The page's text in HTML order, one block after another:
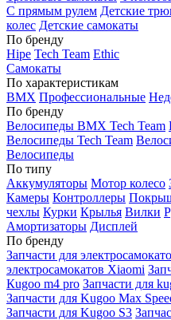
С прямым рулем Детские
колес Детские самокаты
По бренду
Hipe Tech Team Ethic
Самокаты
По характеристикам
BMX Профессиональные
По бренду
Велосипеды BMX Tech Team
Велосипеды Tech Team
Велосипеды
По типу
Аккумуляторы Мотор колесо
Камеры Контроллеры
чехлы Курки Крылья Вилки
Амортизаторы Дисплей
По бренду
Запчасти для
электросамокатов Xiaomi
Кugoo m4 pro Запчасти для
Запчасти для Kugoo Max
Запчасти для Kugoo S3